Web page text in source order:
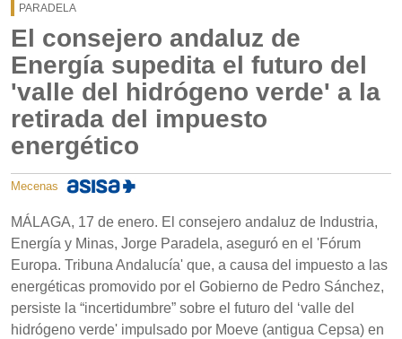
PARADELA
El consejero andaluz de
Energía supedita el futuro del
'valle del hidrógeno verde' a la
retirada del impuesto
energético
Mecenas
MÁLAGA, 17 de enero. El consejero andaluz de Industria,
Energía y Minas, Jorge Paradela, aseguró en el 'Fórum
Europa. Tribuna Andalucía' que, a causa del impuesto a las
energéticas promovido por el Gobierno de Pedro Sánchez,
persiste la “incertidumbre” sobre el futuro del ‘valle del
hidrógeno verde' impulsado por Moeve (antigua Cepsa) en